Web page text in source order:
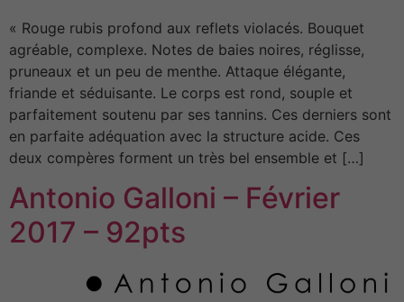
« Rouge rubis profond aux reflets violacés. Bouquet
agréable, complexe. Notes de baies noires, réglisse,
pruneaux et un peu de menthe. Attaque élégante,
friande et séduisante. Le corps est rond, souple et
parfaitement soutenu par ses tannins. Ces derniers sont
en parfaite adéquation avec la structure acide. Ces
deux compères forment un très bel ensemble et […]
Antonio Galloni – Février
2017 – 92pts